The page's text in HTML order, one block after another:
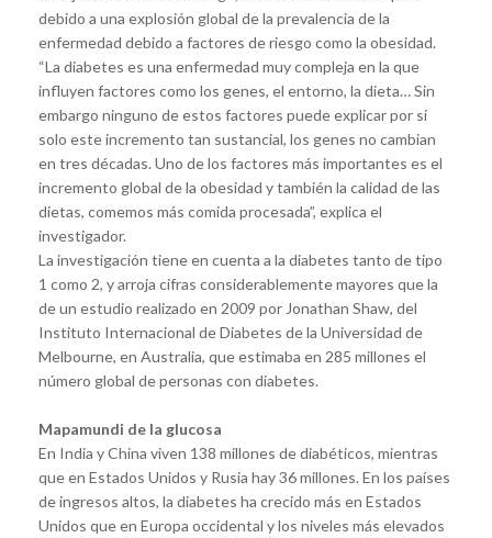
debido a una explosión global de la prevalencia de la
enfermedad debido a factores de riesgo como la obesidad.
“La diabetes es una enfermedad muy compleja en la que
influyen factores como los genes, el entorno, la dieta… Sin
embargo ninguno de estos factores puede explicar por sí
solo este incremento tan sustancial, los genes no cambian
en tres décadas. Uno de los factores más importantes es el
incremento global de la obesidad y también la calidad de las
dietas, comemos más comida procesada”, explica el
investigador.
La investigación tiene en cuenta a la diabetes tanto de tipo
1 como 2, y arroja cifras considerablemente mayores que la
de un estudio realizado en 2009 por Jonathan Shaw, del
Instituto Internacional de Diabetes de la Universidad de
Melbourne, en Australia, que estimaba en 285 millones el
número global de personas con diabetes.
Mapamundi de la glucosa
En India y China viven 138 millones de diabéticos, mientras
que en Estados Unidos y Rusia hay 36 millones. En los países
de ingresos altos, la diabetes ha crecido más en Estados
Unidos que en Europa occidental y los niveles más elevados